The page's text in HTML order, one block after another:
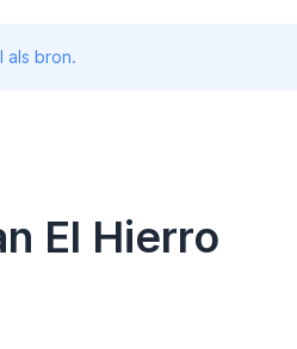
als bron.
El Hierro